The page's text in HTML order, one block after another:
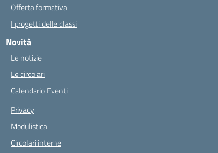
Offerta formativa
I progetti delle classi
Novità
Le notizie
Le circolari
Calendario Eventi
Privacy
Modulistica
Circolari interne